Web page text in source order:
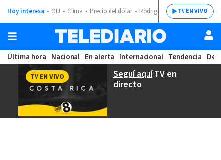
Hoy interesa OIJ Clima Precio del dólar Rodrigo ChavesTV EN VIVO
Última hora Nacional En alerta Internacional Tendencia
Seguí aquíTV en
directo
TV EN VIVO